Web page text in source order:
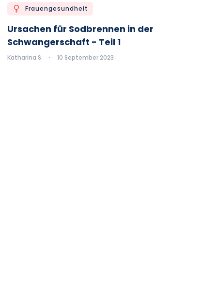
Frauengesundheit
Ursachen für Sodbrennen in der
Schwangerschaft - Teil 1
Katharina S. 10 September 2023